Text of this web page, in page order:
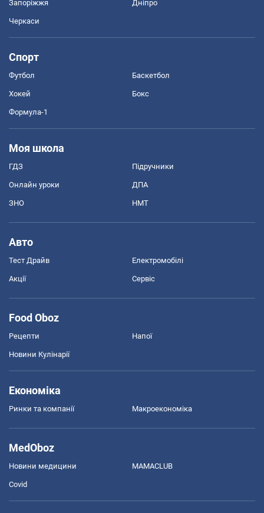
Запоріжжя Дніпро
Черкаси
Спорт
Футбол Баскетбол
Хокей Бокс
Формула-1
Моя школа
ГДЗ Підручники
Онлайн уроки ДПА
ЗНО НМТ
Авто
Тест Драйв Електромобілі
Акції Сервіс
Food Oboz
Рецепти Напої
Новини Кулінарії
Економіка
Ринки та компанії Макроекономіка
MedOboz
Новини медицини MAMACLUB
Covid